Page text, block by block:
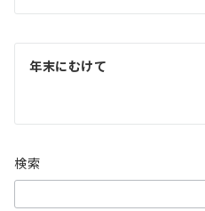
ビ
ゲ
シ
ョ
ン
年末にむけて
検索